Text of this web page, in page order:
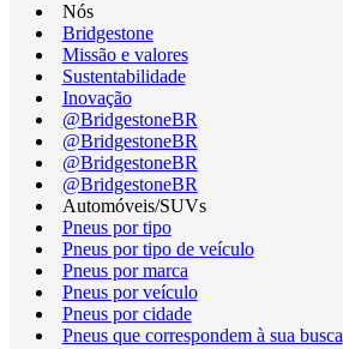
Nós
Bridgestone
Missão e valores
Sustentabilidade
Inovação
@BridgestoneBR
@BridgestoneBR
@BridgestoneBR
@BridgestoneBR
Automóveis/SUVs
Pneus por tipo
Pneus por tipo de veículo
Pneus por marca
Pneus por veículo
Pneus por cidade
Pneus que correspondem à sua busca